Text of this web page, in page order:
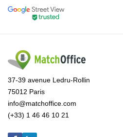
37-39 avenue Ledru-Rollin
75012 Paris
info@matchoffice.com
(+33) 1 46 46 10 21